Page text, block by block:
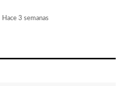
Hace 3 semanas